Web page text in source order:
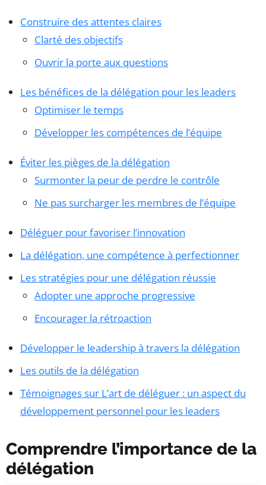
Construire des attentes claires
Clarté des objectifs
Ouvrir la porte aux questions
Les bénéfices de la délégation pour les leaders
Optimiser le temps
Développer les compétences de l’équipe
Éviter les pièges de la délégation
Surmonter la peur de perdre le contrôle
Ne pas surcharger les membres de l’équipe
Déléguer pour favoriser l’innovation
La délégation, une compétence à perfectionner
Les stratégies pour une délégation réussie
Adopter une approche progressive
Encourager la rétroaction
Développer le leadership à travers la délégation
Les outils de la délégation
Témoignages sur L’art de déléguer : un aspect du
développement personnel pour les leaders
Comprendre l’importance de la
délégation